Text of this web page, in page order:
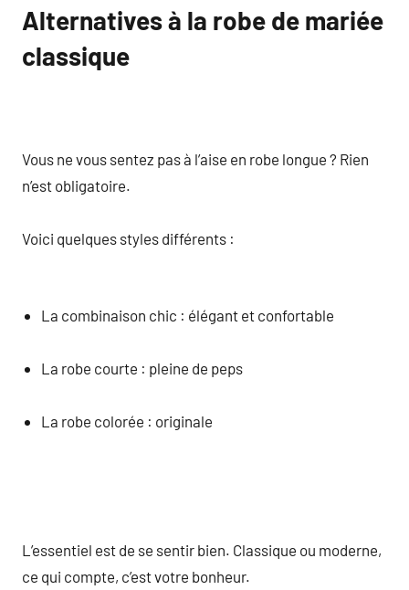
Alternatives à la robe de mariée
classique
Vous ne vous sentez pas à l’aise en robe longue ? Rien
n’est obligatoire.
Voici quelques styles différents :
La combinaison chic : élégant et confortable
La robe courte : pleine de peps
La robe colorée : originale
L’essentiel est de se sentir bien. Classique ou moderne,
ce qui compte, c’est votre bonheur.